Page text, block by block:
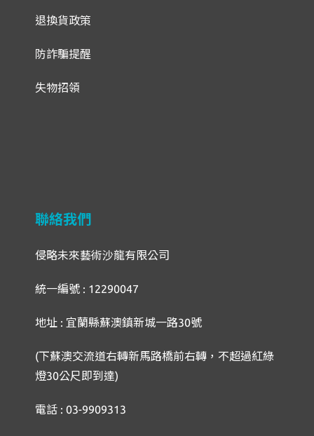
退換貨政策
防詐騙提醒
失物招領
聯絡我們
侵略未來藝術沙龍有限公司
統一編號 : 12290047
地址 : 宜蘭縣蘇澳鎮新城一路30號
(下蘇澳交流道右轉新馬路橋前右轉，不超過紅綠
燈30公尺即到達)
電話 : 03-9909313